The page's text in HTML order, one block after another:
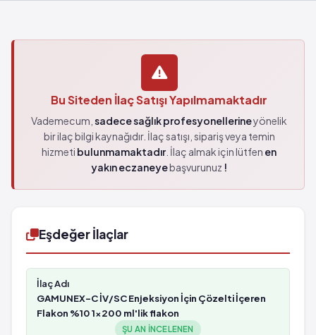
Bu Siteden İlaç Satışı Yapılmamaktadır
Vademecum, sadece sağlık profesyonellerineyönelik
bir ilaç bilgi kaynağıdır. İlaç satışı, sipariş veya temin
hizmeti bulunmamaktadır. İlaç almak için lütfen en
yakın eczaneyebaşvurunuz !
Eşdeğer İlaçlar
GAMUNEX-C İV/SC Enjeksiyon İçin Çözelti İçeren
Flakon %10 1x200 ml'lik flakon
ŞU AN INCELENEN